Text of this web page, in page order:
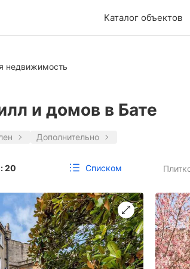
Каталог объектов
недвижимость
и домов в Бате
Дополнительно
20 Списком